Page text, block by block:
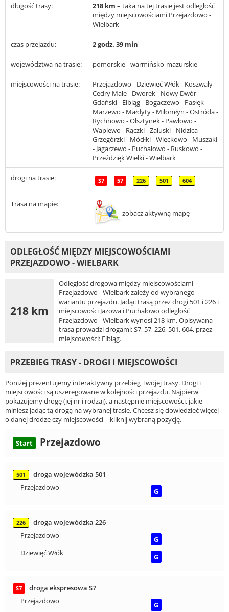
długość trasy: 218 km – taka na tej trasie jest odległość
między miejscowościami Przejazdowo -
Wielbark
czas przejazdu: 2 godz. 39 min
województwa na trasie: pomorskie - warmińsko-mazurskie
miejscowości na trasie:
Przejazdowo - Dziewięć Włók - Koszwały -
Cedry Małe - Dworek - Nowy Dwór
Gdański - Elbląg - Bogaczewo - Pasłęk -
Marzewo - Małdyty - Miłomłyn - Ostróda -
Rychnowo - Olsztynek - Pawłowo -
Waplewo - Rączki - Załuski - Nidzica -
Grzegórzki - Módłki - Więckowo - Muszaki
- Jagarzewo - Puchałowo - Ruskowo -
Przeździęk Wielki - Wielbark
drogi na trasie: S7 57 226 501 604
Trasa na mapie:
zobacz aktywną mapę
ODLEGŁOŚĆ MIĘDZY MIEJSCOWOŚCIAMI
PRZEJAZDOWO - WIELBARK
218 km
Odległość drogowa między miejscowościami
Przejazdowo - Wielbark zależy od wybranego
wariantu przejazdu. Jadąc trasą przez drogi 501 i 226 i
miejscowości Jazowa i Puchałowo odległość
Przejazdowo - Wielbark wynosi 218 km. Opisywana
trasa prowadzi drogami: S7, 57, 226, 501, 604, przez
miejscowości: Elbląg.
PRZEBIEG TRASY - DROGI I MIEJSCOWOŚCI
Poniżej prezentujemy interaktywny przebieg Twojej trasy. Drogi i
miejscowości są uszeregowane w kolejności przejazdu. Najpierw
pokazujemy drogę (jej nr i rodzaj), a następnie miejscowości, jakie
miniesz jadąc tą drogą na wybranej trasie. Chcesz się dowiedzieć więcej
o danej drodze czy miejscowości – kliknij wybraną pozycję.
Start Przejazdowo
501
droga wojewódzka 501
Przejazdowo
G
226
droga wojewódzka 226
Przejazdowo
G
Dziewięć Włók
G
S7
droga ekspresowa S7
Przejazdowo
G